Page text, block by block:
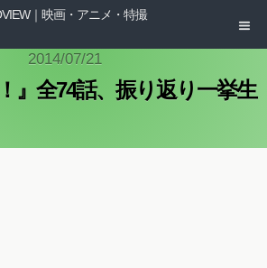
｜映画・アニメ・特撮
2014/07/21
』全74話、振り返り一挙生